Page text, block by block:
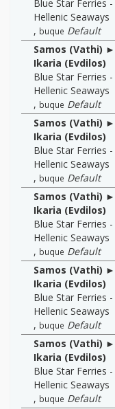
Blue Star Ferries -
Hellenic Seaways
, buque Default
Samos (Vathi) ►
Ikaria (Evdilos)
Blue Star Ferries -
Hellenic Seaways
, buque Default
Samos (Vathi) ►
Ikaria (Evdilos)
Blue Star Ferries -
Hellenic Seaways
, buque Default
Samos (Vathi) ►
Ikaria (Evdilos)
Blue Star Ferries -
Hellenic Seaways
, buque Default
Samos (Vathi) ►
Ikaria (Evdilos)
Blue Star Ferries -
Hellenic Seaways
, buque Default
Samos (Vathi) ►
Ikaria (Evdilos)
Blue Star Ferries -
Hellenic Seaways
, buque Default